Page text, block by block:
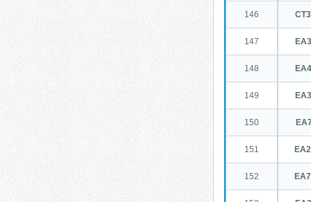
146
147
148
149
150
151
152